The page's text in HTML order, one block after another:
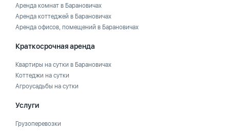
Аренда комнат в Барановичах
Аренда коттеджей в Барановичах
Аренда офисов, помещений в Барановичах
Краткосрочная аренда
Квартиры на сутки в Барановичах
Коттеджи на сутки
Агроусадьбы на сутки
Услуги
Грузоперевозки